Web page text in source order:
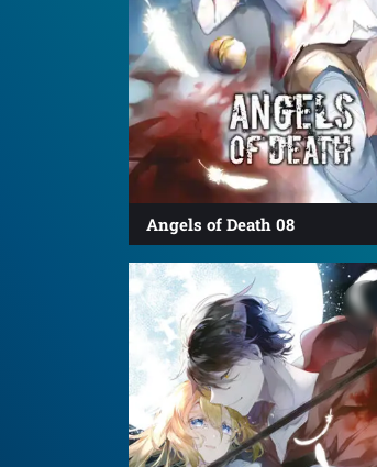
Angels of Death 08